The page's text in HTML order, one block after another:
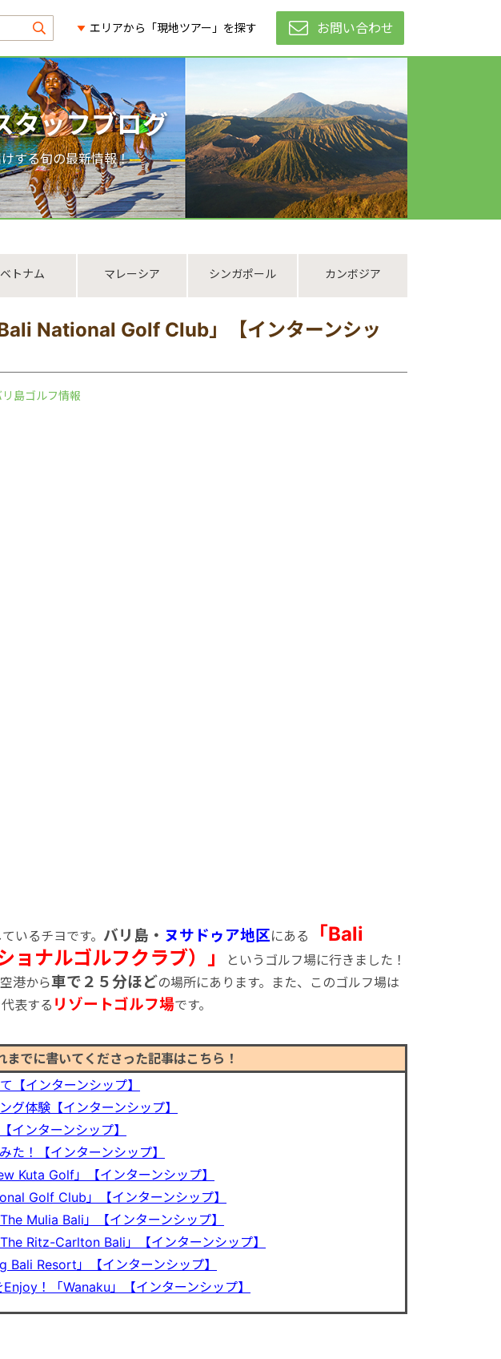
エリアから「現地ツアー」を探す お問い合わせ
タッフブログ
する旬の最新情報！
ベトナム マレーシア シンガポール カンボジア
National Golf Club」【インターンシッ
リ島ゴルフ情報
いるチヨです。 バリ島・ ヌサドゥア地区にある
「Bali
ナルゴルフクラブ）」
というゴルフ場に行きました！
港から車で２５分ほどの場所にあります。また、このゴルフ場は
表する リゾートゴルフ場です。
までに書いてくださった記事はこちら！
【インターンシップ】
グ体験【インターンシップ】
インターンシップ】
！【インターンシップ】
Kuta Golf」【インターンシップ】
Golf Club」【インターンシップ】
Mulia Bali」【インターンシップ】
Ritz-Carlton Bali」【インターンシップ】
Resort」【インターンシップ】
！「Wanaku」【インターンシップ】